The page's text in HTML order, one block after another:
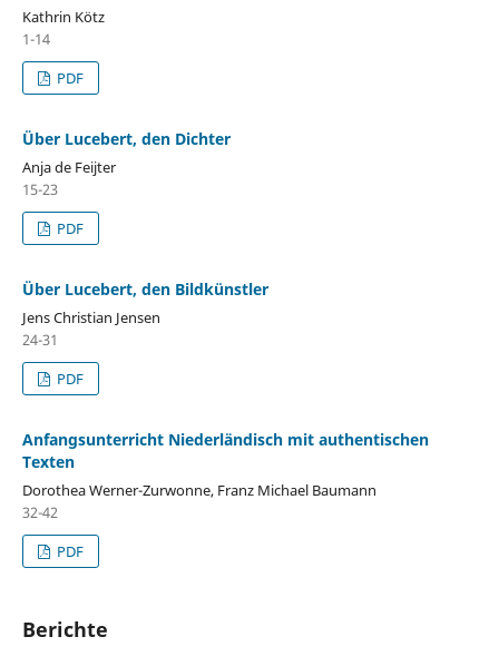
Kathrin Kötz
1-14
PDF
Über Lucebert, den Dichter
Anja de Feijter
15-23
PDF
Über Lucebert, den Bildkünstler
Jens Christian Jensen
24-31
PDF
Anfangsunterricht Niederländisch mit authentischen
Texten
Dorothea Werner-Zurwonne, Franz Michael Baumann
32-42
PDF
Berichte